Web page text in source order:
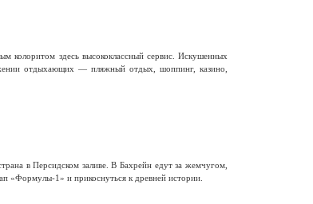
колоритом здесь высококлассный сервис. Искушенных
отдыхающих — пляжный отдых, шоппинг, казино,
в Персидском заливе. В Бахрейн едут за жемчугом,
«Формулы-1» и прикоснуться к древней истории.